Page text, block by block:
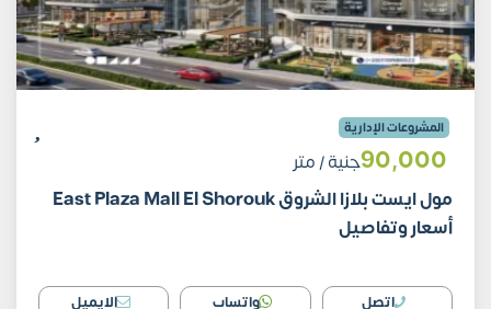
المشروعات الإدارية
90٬000جنية/ متر
مول ايست بلازا الشروق East Plaza Mall El Shorouk
أسعار وتفاصيل
اتصل واتساب الايميل